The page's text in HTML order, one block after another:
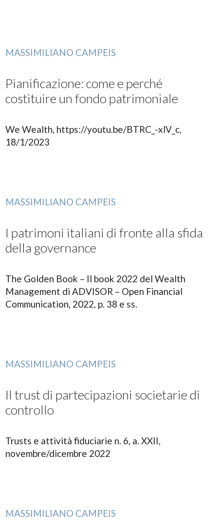
MASSIMILIANO CAMPEIS
Pianificazione: come e perché
costituire un fondo patrimoniale
We Wealth, https://youtu.be/BTRC_-xlV_c,
18/1/2023
MASSIMILIANO CAMPEIS
I patrimoni italiani di fronte alla sfida
della governance
The Golden Book – Il book 2022 del Wealth
Management di ADVISOR – Open Financial
Communication, 2022, p. 38 e ss.
MASSIMILIANO CAMPEIS
Il trust di partecipazioni societarie di
controllo
Trusts e attività fiduciarie n. 6, a. XXII,
novembre/dicembre 2022
MASSIMILIANO CAMPEIS